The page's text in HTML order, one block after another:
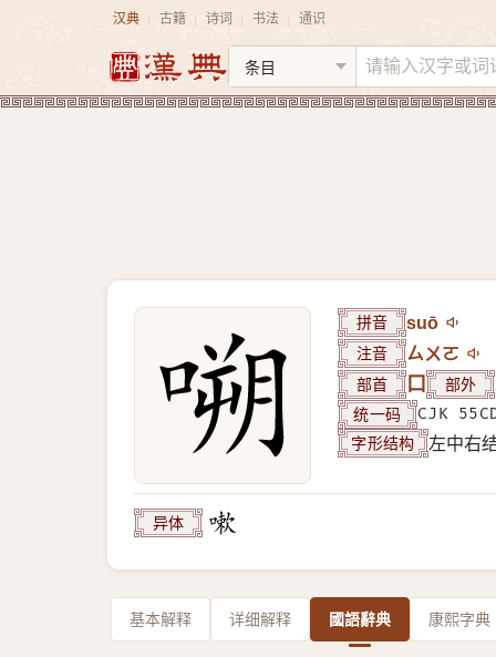
汉典 古籍 诗词 书法 通识
拼音 suō
注音 ㄙㄨㄛ
部首 口 部外
统一码 CJK
字形结构 左中右
异体
基本解释 详细解释 國語辭典 康熙字典